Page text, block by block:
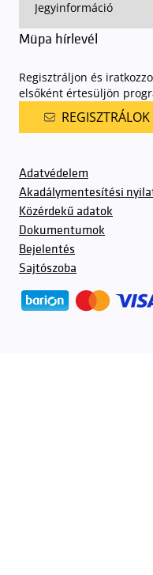
Müpa hírlevél
Regisztráljon és
elsőként értesüljön
REGISZTRÁLOK
Adatvédelem
Akadálymentesítési
Közérdekű adatok
Dokumentumok
Bejelentés
Sajtószoba